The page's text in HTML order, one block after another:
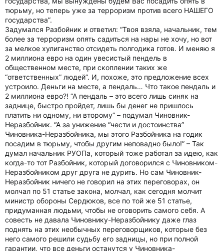
тюрьму, но теперь уже за терроризм против всего НАШЕГО
государства”.
Задумался Разбойник и ответил: “Твоя взяла, начальник, тем
более за терроризм опять садиться на нары не хочу, но вот
за мелкое хулиганство отсидеть полгодика готов. И меняю я
2 миллиона евро на один увесистый пендель в
общественном месте, при скоплении таких же
“ответственных” людей”. И, похоже, это предложение всех
устроило. Деньги на месте, а пендаль… Что такое пендаль и
2 миллиона евро?! “А пендаль – это всего лишь синяк на
заднице, быстро пройдет, лишь бы денег не пришлось
платить ни одному, ни второму” – подумал Чиновник-
Неразбойник. “А за унижение “чести и достоинства”
Чиновника-Неразбойника, мы этого Разбойника на годик
посадим в тюрьму, чтобы другим неповадно было!” – Так
думал начальник РУОПа, который тоже работал за идею, как
когда-то тот Разбойник, который договорился с Чиновником-
Неразбойником друг друга не дурить. Но сам Чиновник-
Неразбойник ничего не говорил на этих переговорах, он
молчал по 51 статье закона, молчал, как сегодня молчит
министр обороны Сердюков, все по той же 51 статье,
придуманная людьми, чтобы не оговорить самого себя. А
совесть не давала Чиновнику-Неразбойнику даже глаз
поднять на этих необычных переговорщиков, которые без
него самого решили судьбу его задницы, но при полной
гарантии, что все деньги останутся у Чиновника-